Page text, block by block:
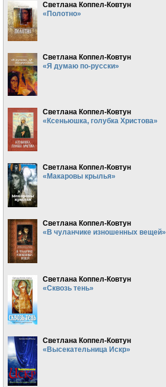
Светлана Коппел-Ковтун
«Полотно»
Светлана Коппел-Ковтун
«Я думаю по-русски»
Светлана Коппел-Ковтун
«Ксеньюшка, голубка Христова»
Светлана Коппел-Ковтун
«Макаровы крылья»
Светлана Коппел-Ковтун
«В чуланчике изношенных вещей»
Светлана Коппел-Ковтун
«Сквозь тень»
Светлана Коппел-Ковтун
«Высекательница Искр»